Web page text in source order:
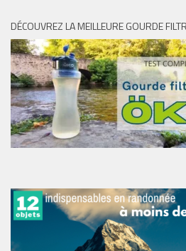
DÉCOUVREZ LA MEILLEURE GOURDE